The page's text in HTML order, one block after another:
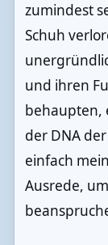
zumindest
Schuh
und ihren
behaupten,
der DNA
einfach
Ausrede,